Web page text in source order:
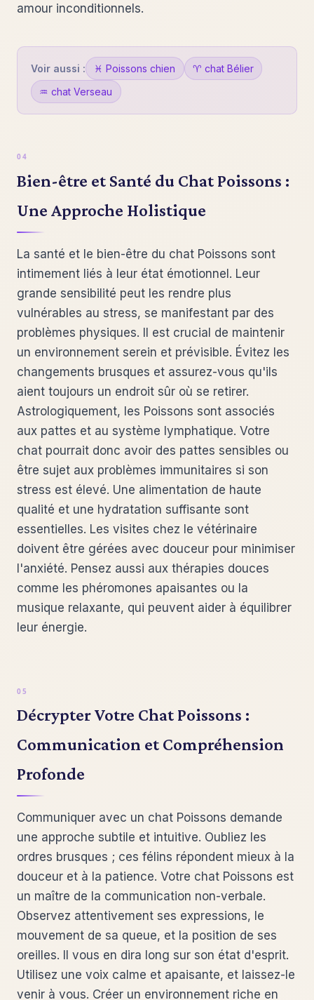
amour inconditionnels.
Voir aussi : ♓ Poissons chien
♈ chat Bélier
♒ chat Verseau
Bien-être et Santé du Chat Poissons :
Une Approche Holistique
La santé et le bien-être du chat Poissons sont
intimement liés à leur état émotionnel. Leur
grande sensibilité peut les rendre plus
vulnérables au stress, se manifestant par des
problèmes physiques. Il est crucial de maintenir
un environnement serein et prévisible. Évitez les
changements brusques et assurez-vous qu'ils
aient toujours un endroit sûr où se retirer.
Astrologiquement, les Poissons sont associés
aux pattes et au système lymphatique. Votre
chat pourrait donc avoir des pattes sensibles ou
être sujet aux problèmes immunitaires si son
stress est élevé. Une alimentation de haute
qualité et une hydratation suffisante sont
essentielles. Les visites chez le vétérinaire
doivent être gérées avec douceur pour minimiser
l'anxiété. Pensez aussi aux thérapies douces
comme les phéromones apaisantes ou la
musique relaxante, qui peuvent aider à équilibrer
leur énergie.
Décrypter Votre Chat Poissons :
Communication et Compréhension
Profonde
Communiquer avec un chat Poissons demande
une approche subtile et intuitive. Oubliez les
ordres brusques ; ces félins répondent mieux à la
douceur et à la patience. Votre chat Poissons est
un maître de la communication non-verbale.
Observez attentivement ses expressions, le
mouvement de sa queue, et la position de ses
oreilles. Il vous en dira long sur son état d'esprit.
Utilisez une voix calme et apaisante, et laissez-le
venir à vous. Créer un environnement riche en